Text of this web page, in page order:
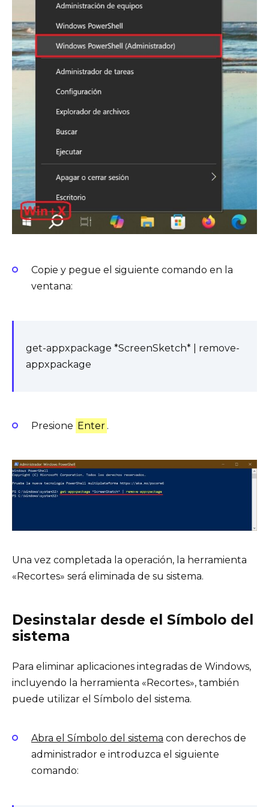
Copie y pegue el siguiente comando en la
ventana:
get-appxpackage *ScreenSketch* | remove-
appxpackage
Presione Enter .
Una vez completada la operación, la herramienta
«Recortes» será eliminada de su sistema.
Desinstalar desde el Símbolo del
sistema
Para eliminar aplicaciones integradas de Windows,
incluyendo la herramienta «Recortes», también
puede utilizar el Símbolo del sistema.
Abra el Símbolo del sistema con derechos de
administrador e introduzca el siguiente
comando: